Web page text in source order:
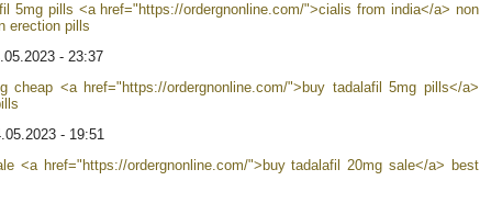
5mg pills <a href="https://ordergnonline.com/">cialis from india</a> non
erection pills
- 23:37
cheap <a href="https://ordergnonline.com/">buy tadalafil 5mg pills</a>
- 19:51
<a href="https://ordergnonline.com/">buy tadalafil 20mg sale</a> best